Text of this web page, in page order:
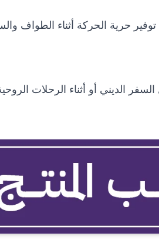
حرية الحركة أثناء الطواف
الديني أو أثناء الرحلات